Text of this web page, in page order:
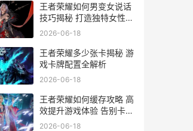
王者荣耀如何男变女说话
技巧揭秘 打造独特女性角
色语音攻略
2026-06-18
王者荣耀多少张卡揭秘 游
戏卡牌配置全解析
2026-06-18
王者荣耀如何缓存攻略 高
效提升游戏体验 告别卡顿
烦恼
2026-06-18